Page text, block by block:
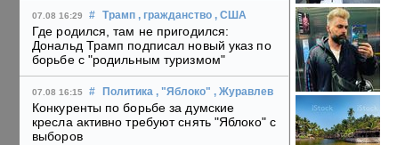
07.08 16:29 # Трамп , гражданство , США
Где родился, там не пригодился:
Дональд Трамп подписал новый указ по
борьбе с "родильным туризмом"
07.08 16:15 # Политика , "Яблоко" , Журавлев
Конкуренты по борьбе за думские
кресла активно требуют снять "Яблоко" с
выборов